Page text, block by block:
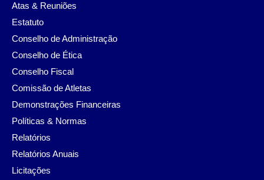
Atas & Reuniões
Estatuto
Conselho de Administração
Conselho de Ética
Conselho Fiscal
Comissão de Atletas
Demonstrações Financeiras
Políticas & Normas
Relatórios
Relatórios Anuais
Licitações